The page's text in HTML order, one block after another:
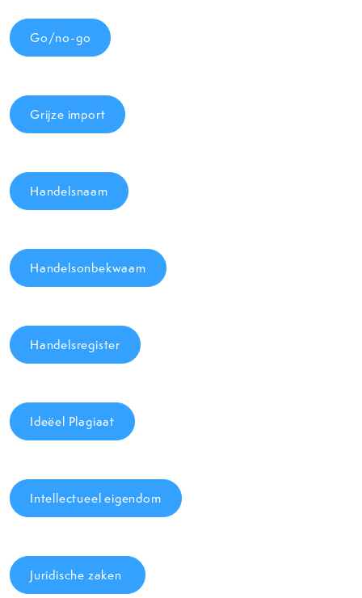
Go/no-go
Grijze import
Handelsnaam
Handelsonbekwaam
Handelsregister
Ideëel Plagiaat
Intellectueel eigendom
Juridische zaken